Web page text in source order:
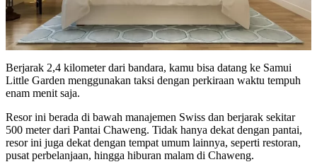
Berjarak 2,4 kilometer dari bandara, kamu bisa datang ke Samui
Little Garden menggunakan taksi dengan perkiraan waktu tempuh
enam menit saja.
Resor ini berada di bawah manajemen Swiss dan berjarak sekitar
500 meter dari Pantai Chaweng. Tidak hanya dekat dengan pantai,
resor ini juga dekat dengan tempat umum lainnya, seperti restoran,
pusat perbelanjaan, hingga hiburan malam di Chaweng.